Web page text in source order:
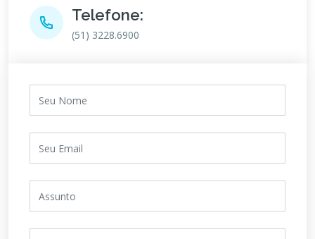
Telefone:
(51) 3228.6900